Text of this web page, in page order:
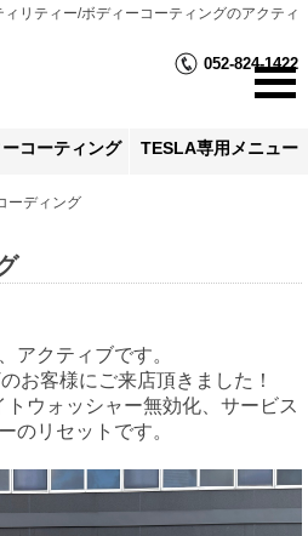
リティー/ボディーコーティングのアクティ
052-824-1422
コーティング TESLA専用メニュー
ーディング
アクティブです。
お客様にご来店頂きました！
ウォッシャー無効化、サービス
のリセットです。